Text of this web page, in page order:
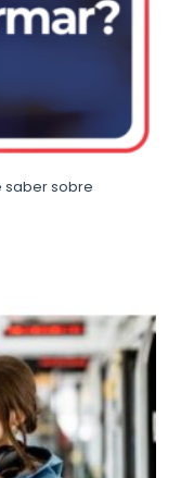
saber sobre